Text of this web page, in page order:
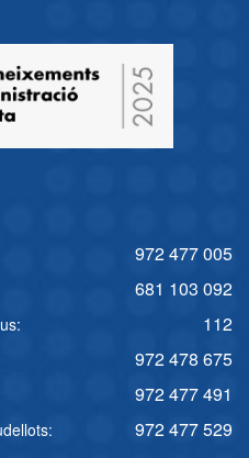
972 477 005
681 103 092
112
972 478 675
972 477 491
972 477 529